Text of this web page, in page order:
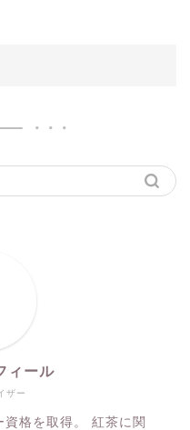
ザー
ィール
格を取得。 紅茶に関